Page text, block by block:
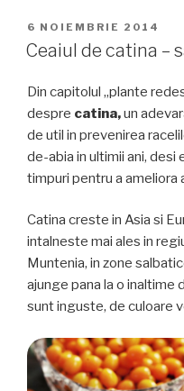
plante”
PUBLICAT
PE
6 NOIEMBRIE 2014
Ceaiul de catina –
Din capitolul „plante
despre catina,un
de util in prevenirea
de-abia in ultimii ani, desi
timpuri pentru a ameliora
Catina creste in Asia si
intalneste mai ales in
Muntenia, in zone
ajunge pana la o inaltime
sunt inguste, de culoare